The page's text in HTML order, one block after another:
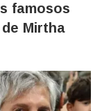
famosos
Mirtha